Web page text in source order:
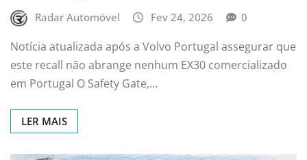
Radar Automóvel Fev 24, 2026 0
Notícia atualizada após a Volvo Portugal assegurar que
este recall não abrange nenhum EX30 comercializado
em Portugal O Safety Gate,…
LER MAIS